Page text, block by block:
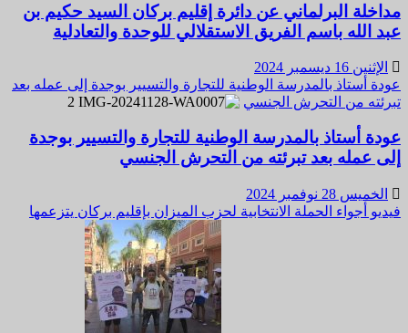
مداخلة البرلماني عن دائرة إقليم بركان السيد حكيم بن
عبد الله باسم الفريق الاستقلالي للوحدة والتعادلية
الإثنين 16 ديسمبر 2024
عودة أستاذ بالمدرسة الوطنية للتجارة والتسيير بوجدة إلى عمله بعد
تبرئته من التحرش الجنسي
2
عودة أستاذ بالمدرسة الوطنية للتجارة والتسيير بوجدة
إلى عمله بعد تبرئته من التحرش الجنسي
الخميس 28 نوفمبر 2024
فيديو أجواء الحملة الانتخابية لحزب الميزان بإقليم بركان يتزعمها